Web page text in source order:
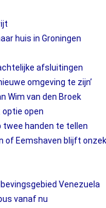
huis in Groningen
afsluitingen
omgeving te zijn’
Wim van den Broek
optie open
twee handen te tellen
of Eemshaven blijft
Venezuela
vanaf nu